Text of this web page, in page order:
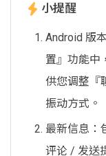
小提醒
Android 版
置』功能中
供您调整『
振动方式。
最新信息：
评论 / 发送